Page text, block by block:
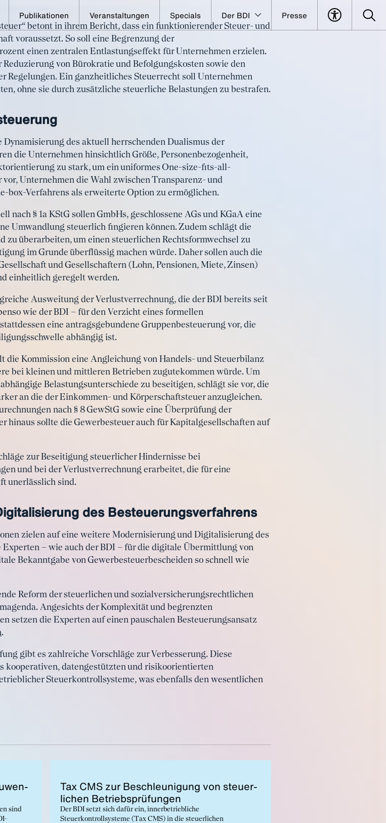
Publikationen Veranstaltungen Specials Der BDI Presse
fordern
betont in ihrem Bericht, dass ein funktionierender Steuer- und
voraussetzt. So soll eine Begrenzung der
einen zentralen Entlastungseffekt für Unternehmen erzielen.
von Bürokratie und Befolgungskosten sowie den
Regelungen. Ein ganzheitliches Steuerrecht soll Unternehmen
ohne sie durch zusätzliche steuerliche Belastungen zu bestrafen.
des aktuell herrschenden Dualismus der
die Unternehmen hinsichtlich Größe, Personenbezogenheit,
zu stark, um ein uniformes One-size-fits-all-
Unternehmen die Wahl zwischen Transparenz- und
box-Verfahrens als erweiterte Option zu ermöglichen.
nach § 1a KStG sollen GmbHs, geschlossene AGs und KGaA eine
Umwandlung steuerlich fingieren können. Zudem schlägt die
zu überarbeiten, um einen steuerlichen Rechtsformwechsel zu
im Grunde überflüssig machen würde. Daher sollen auch die
und Gesellschaftern (Lohn, Pensionen, Miete, Zinsen)
einheitlich geregelt werden.
Ausweitung der Verlustverrechnung, die der BDI bereits seit
wie der BDI – für den Verzicht eines formellen
eine antragsgebundene Gruppenbesteuerung vor, die
abhängig ist.
die Kommission eine Angleichung von Handels- und Steuerbilanz
bei kleinen und mittleren Betrieben zugutekommen würde. Um
Belastungsunterschiede zu beseitigen, schlägt sie vor, die
an die der Einkommen- und Körperschaftsteuer anzugleichen.
nach § 8 GewStG sowie eine Überprüfung der
hinaus sollte die Gewerbesteuer auch für Kapitalgesellschaften auf
zur Beseitigung steuerlicher Hindernisse bei
und bei der Verlustverrechnung erarbeitet, die für eine
unerlässlich sind.
des Besteuerungsverfahrens
zielen auf eine weitere Modernisierung und Digitalisierung des
Experten – wie auch der BDI – für die digitale Übermittlung von
Bekanntgabe von Gewerbesteuerbescheiden so schnell wie
Reform der steuerlichen und sozialversicherungsrechtlichen
Angesichts der Komplexität und begrenzten
setzen die Experten auf einen pauschalen Besteuerungsansatz
.
gibt es zahlreiche Vorschläge zur Verbesserung. Diese
kooperativen, datengestützten und risikoorientierten
Steuerkontrollsysteme, was ebenfalls den wesentlichen
sind
Tax CMS zur Be­schleu­ni­gung von steu­er­
li­chen Be­triebs­prü­fun­gen
Der BDI setzt sich dafür ein, innerbetriebliche
Steuerkontrollsysteme (Tax CMS) in die steuerlichen